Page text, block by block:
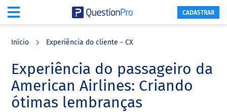
content
sidebar
CADASTRAR
Início Experiência do cliente - CX
Experiência do passageiro da
American Airlines: Criando
ótimas lembranças